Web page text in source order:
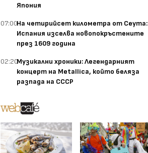
Япония
07:00На четирийсет километра от Сеута:
Испания изселва новопокръстените
през 1609 година
02:20Музикални хроники: Легендарният
концерт на Metallica, който беляза
разпада на СССР